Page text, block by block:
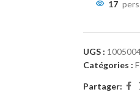
17
UGS :
Catégories :
Partager: